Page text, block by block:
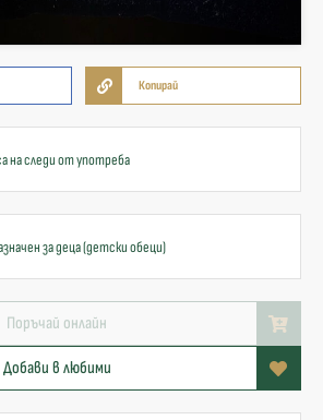
Копирай
на следи от употреба
за деца (детски обеци)
Поръчай онлайн
Добави в любими